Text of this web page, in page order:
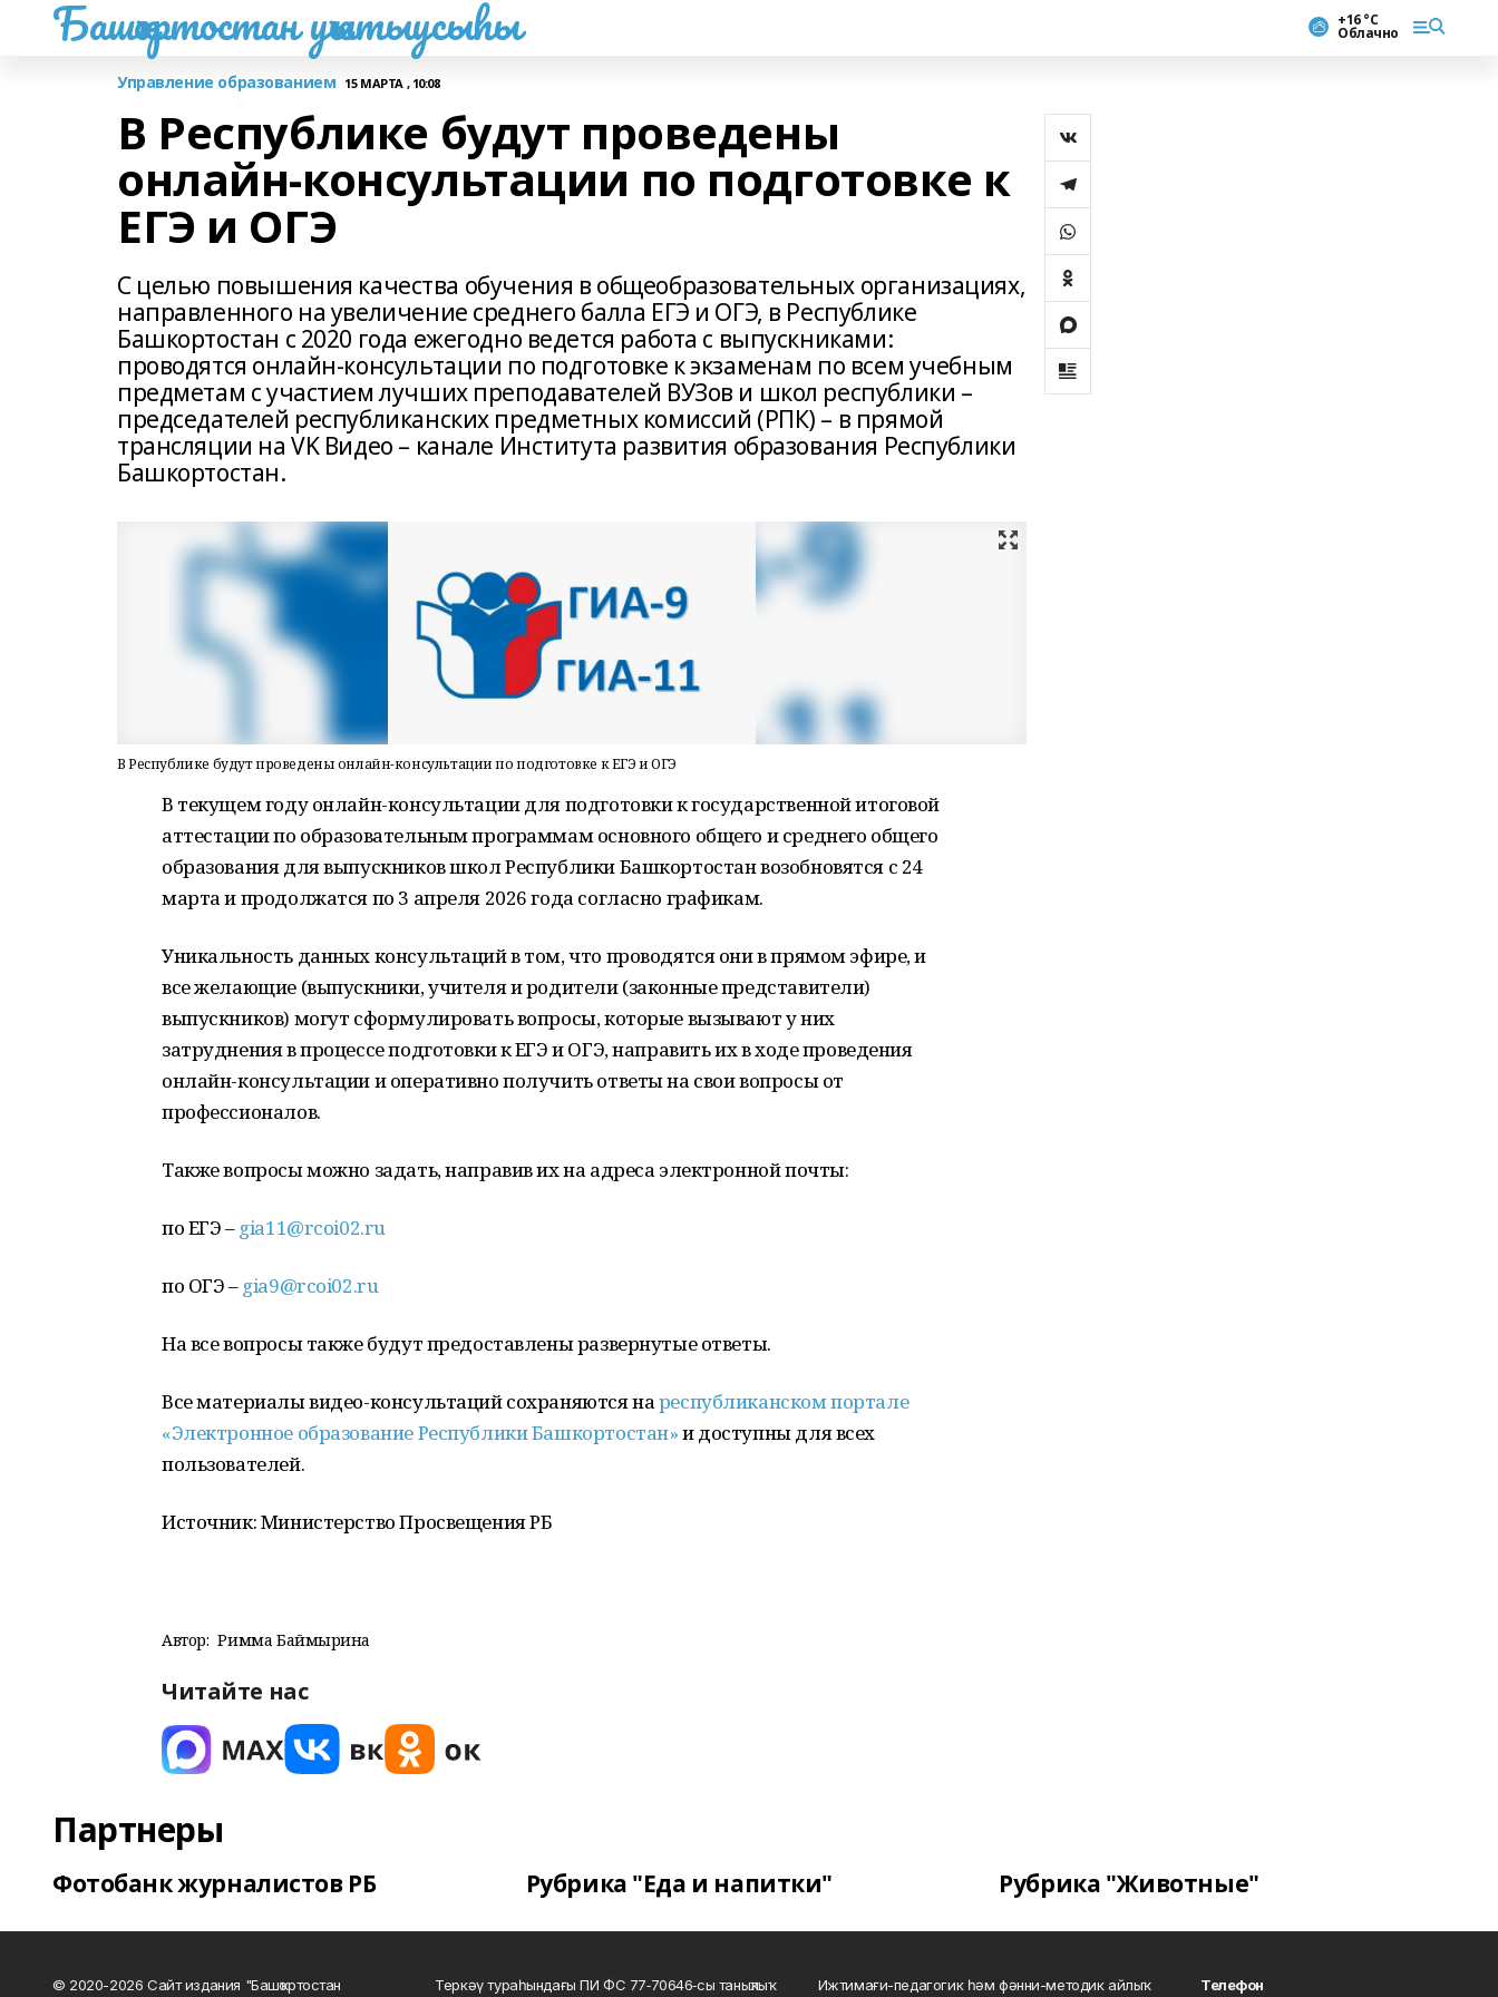
Башҡортостан уҡытыусыһы +16 °С
Облачно
Управление образованием 15 МАРТА , 10:08
В Республике будут проведены
онлайн-консультации по подготовке к
ЕГЭ и ОГЭ
С целью повышения качества обучения в общеобразовательных организациях,
направленного на увеличение среднего балла ЕГЭ и ОГЭ, в Республике
Башкортостан с 2020 года ежегодно ведется работа с выпускниками:
проводятся онлайн-консультации по подготовке к экзаменам по всем учебным
предметам с участием лучших преподавателей ВУЗов и школ республики –
председателей республиканских предметных комиссий (РПК) – в прямой
трансляции на VK Видео – канале Института развития образования Республики
Башкортостан.
В Республике будут проведены онлайн-консультации по подготовке к ЕГЭ и ОГЭ
В текущем году онлайн-консультации для подготовки к государственной итоговой
аттестации по образовательным программам основного общего и среднего общего
образования для выпускников школ Республики Башкортостан возобновятся с 24
марта и продолжатся по 3 апреля 2026 года согласно графикам.
Уникальность данных консультаций в том, что проводятся они в прямом эфире, и
все желающие (выпускники, учителя и родители (законные представители)
выпускников) могут сформулировать вопросы, которые вызывают у них
затруднения в процессе подготовки к ЕГЭ и ОГЭ, направить их в ходе проведения
онлайн-консультации и оперативно получить ответы на свои вопросы от
профессионалов.
Также вопросы можно задать, направив их на адреса электронной почты:
по ЕГЭ – gia11@rcoi02.ru
по ОГЭ – gia9@rcoi02.ru
На все вопросы также будут предоставлены развернутые ответы.
Все материалы видео-консультаций сохраняются нареспубликанском портале
«Электронное образование Республики Башкортостан»и доступны для всех
пользователей.
Источник: Министерство Просвещения РБ
Автор: Римма Баймырҙина
Читайте нас
Партнеры
Фотобанк журналистов РБ Рубрика "Еда и напитки" Рубрика "Животные"
© 2020-2026 Сайт издания "Башҡортостан
Теркәү тураһындағы ПИ ФС 77‑70646‑сы таныҡлыҡ
Ижтимағи-педагогик һәм фәнни-методик айлыҡ
Телефон